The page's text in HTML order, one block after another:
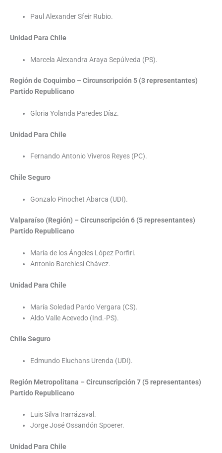
Paul Alexander Sfeir Rubio.
Unidad Para Chile
Marcela Alexandra Araya Sepúlveda (PS).
Región de Coquimbo – Circunscripción 5 (3 representantes)
Partido Republicano
Gloria Yolanda Paredes Díaz.
Unidad Para Chile
Fernando Antonio Viveros Reyes (PC).
Chile Seguro
Gonzalo Pinochet Abarca (UDI).
Valparaíso (Región) – Circunscripción 6 (5 representantes)
Partido Republicano
María de los Ángeles López Porfiri.
Antonio Barchiesi Chávez.
Unidad Para Chile
María Soledad Pardo Vergara (CS).
Aldo Valle Acevedo (Ind.-PS).
Chile Seguro
Edmundo Eluchans Urenda (UDI).
Región Metropolitana – Circunscripción 7 (5 representantes)
Partido Republicano
Luis Silva Irarrázaval.
Jorge José Ossandón Spoerer.
Unidad Para Chile